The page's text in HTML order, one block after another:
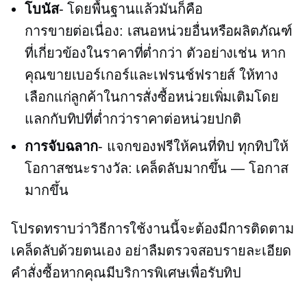
โบนัส- โดยพื้นฐานแล้วมันก็คือ
การขายต่อเนื่อง: เสนอหน่วยอื่นหรือผลิตภัณฑ์
ที่เกี่ยวข้องในราคาที่ต่ำกว่า ตัวอย่างเช่น หาก
คุณขายเบอร์เกอร์และเฟรนช์ฟรายส์ ให้ทาง
เลือกแก่ลูกค้าในการสั่งซื้อหน่วยเพิ่มเติมโดย
แลกกับทิปที่ต่ำกว่าราคาต่อหน่วยปกติ
การจับฉลาก- แจกของฟรีให้คนที่ทิป ทุกทิปให้
โอกาสชนะรางวัล: เคล็ดลับมากขึ้น — โอกาส
มากขึ้น
โปรดทราบว่าวิธีการใช้งานนี้จะต้องมีการติดตาม
เคล็ดลับด้วยตนเอง อย่าลืมตรวจสอบรายละเอียด
คำสั่งซื้อหากคุณมีบริการพิเศษเพื่อรับทิป